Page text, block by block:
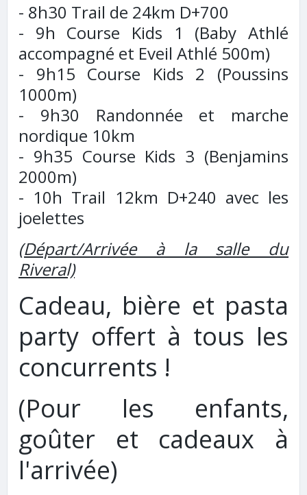
- 8h30 Trail de 24km D+700
- 9h Course Kids 1 (Baby Athlé
accompagné et Eveil Athlé 500m)
- 9h15 Course Kids 2 (Poussins
1000m)
- 9h30 Randonnée et marche
nordique 10km
- 9h35 Course Kids 3 (Benjamins
2000m)
- 10h Trail 12km D+240 avec les
joelettes
(Départ/Arrivée à la salle du
Riveral)
Cadeau, bière et pasta
party offert à tous les
concurrents !
(Pour les enfants,
goûter et cadeaux à
l'arrivée)